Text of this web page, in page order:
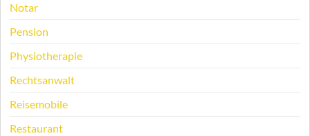
Notar
Pension
Physiotherapie
Rechtsanwalt
Reisemobile
Restaurant